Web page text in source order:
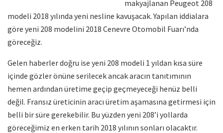
makyajlanan Peugeot 208
modeli 2018 yılında yeni nesline kavuşacak. Yapılan iddialara
göre yeni 208 modelini 2018 Cenevre Otomobil Fuarı’nda
göreceğiz.
Gelen haberler doğru ise yeni 208 modeli 1 yıldan kısa süre
içinde gözler önüne serilecek ancak aracın tanıtımının
hemen ardından üretime geçip geçmeyeceği henüz belli
değil. Fransız üreticinin aracı üretim aşamasına getirmesi için
belli bir süre gerekebilir. Bu yüzden yeni 208’i yollarda
göreceğimiz en erken tarih 2018 yılının sonları olacaktır.